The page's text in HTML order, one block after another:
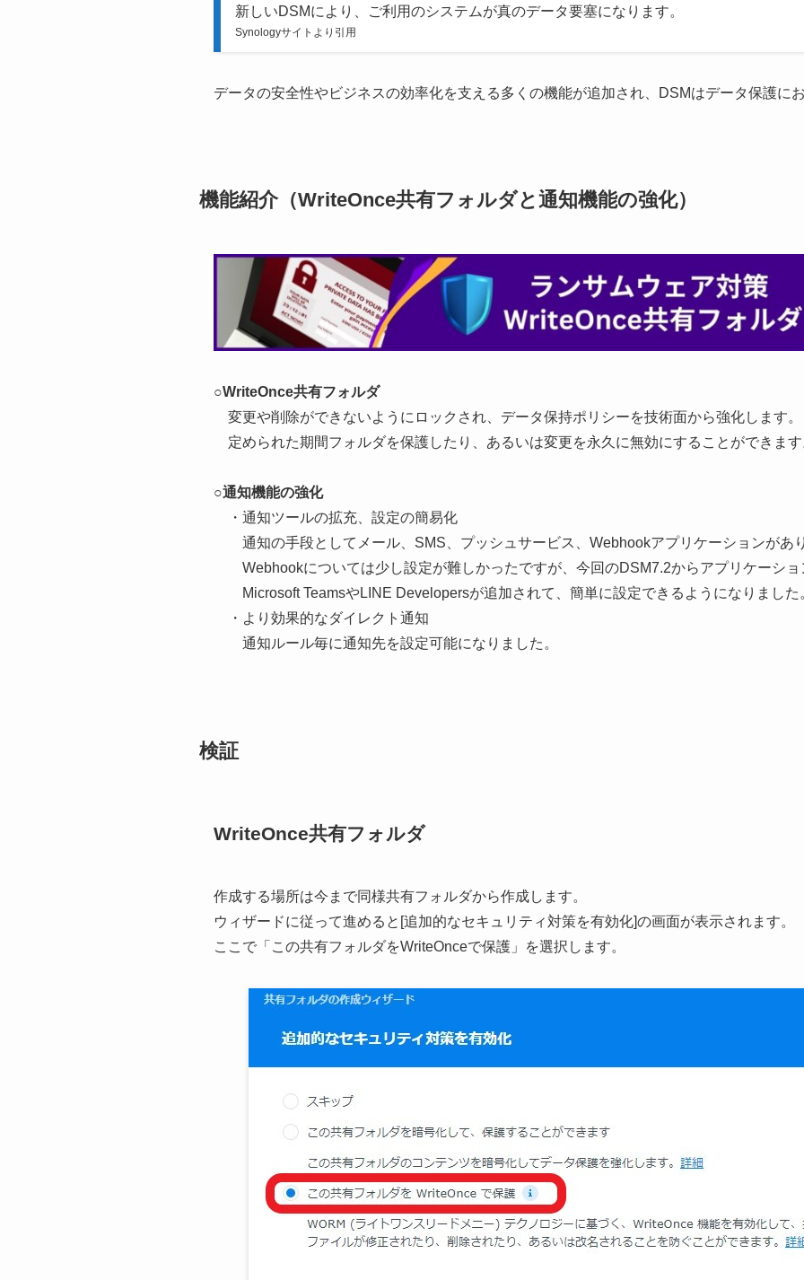
新しいDSMにより、ご利用のシステムが真のデータ要塞になります。
Synologyサイトより引用
データの安全性やビジネスの効率化を支える多くの機能が追加され、DSMはデータ保護に
機能紹介（WriteOnce共有フォルダと通知機能の強化）
○WriteOnce共有フォルダ
変更や削除ができないようにロックされ、データ保持ポリシーを技術面から強化します。
定められた期間フォルダを保護したり、あるいは変更を永久に無効にすることができます
○通知機能の強化
・通知ツールの拡充、設定の簡易化
通知の手段としてメール、SMS、プッシュサービス、Webhookアプリケーションがあり
Webhookについては少し設定が難しかったですが、今回のDSM7.2からアプリケーショ
Microsoft TeamsやLINE Developersが追加されて、簡単に設定できるようになりました
・より効果的なダイレクト通知
通知ルール毎に通知先を設定可能になりました。
検証
WriteOnce共有フォルダ
作成する場所は今まで同様共有フォルダから作成します。
ウィザードに従って進めると[追加的なセキュリティ対策を有効化]の画面が表示されます。
ここで「この共有フォルダをWriteOnceで保護」を選択します。